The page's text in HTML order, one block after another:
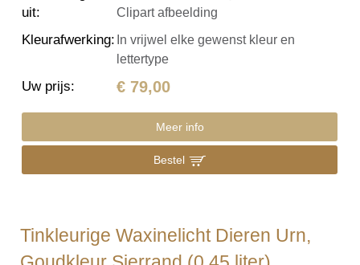
uit:
Clipart afbeelding
Kleurafwerking: In vrijwel elke gewenst kleur en
lettertype
Uw prijs: € 79,00
Meer info
Bestel
Tinkleurige Waxinelicht Dieren Urn,